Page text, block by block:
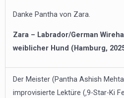
Danke Pantha von Zara.
Zara – Labrador/German
weiblicher Hund (Hamburg,
Der Meister (Pantha Ashish
improvisierte Lektüre (‚9-Star-Ki